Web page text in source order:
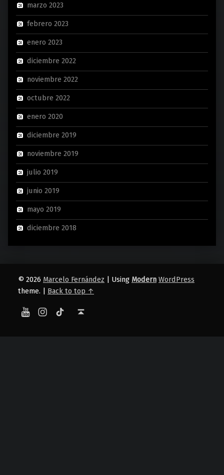
marzo 2023
febrero 2023
enero 2023
diciembre 2022
noviembre 2022
octubre 2022
enero 2020
diciembre 2019
noviembre 2019
julio 2019
junio 2019
mayo 2019
diciembre 2018
© 2026 Marcelo Fernández | Using Modern WordPress
theme. | Back to top ↑